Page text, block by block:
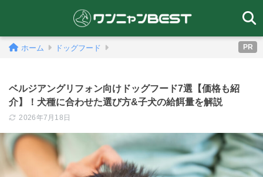
PR
ホーム ドッグフード
ベルジアングリフォン向けドッグフード7選【価格も紹
介】！犬種に合わせた選び方&子犬の給餌量を解説
2026年7月18日